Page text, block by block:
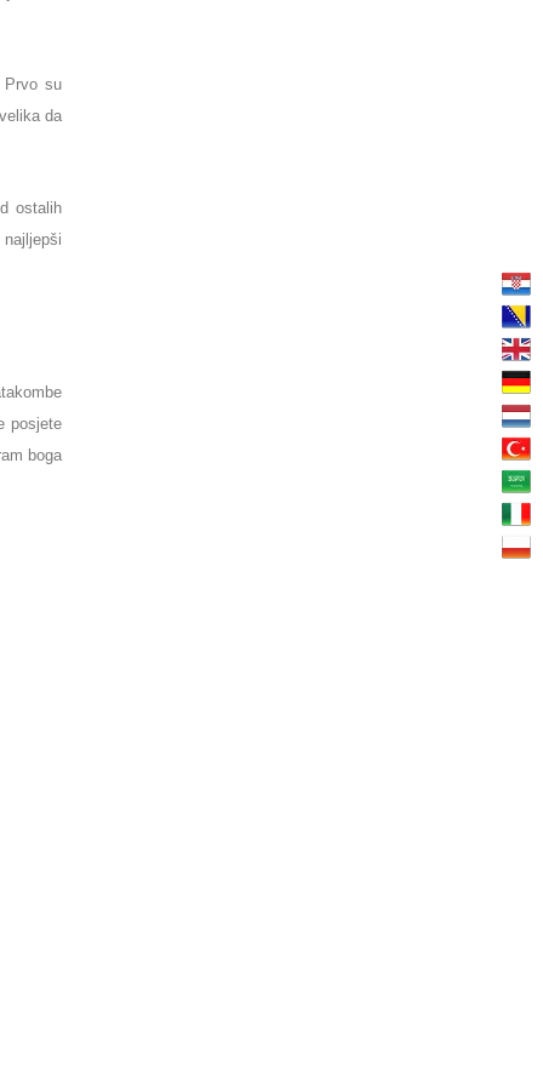
Prvo su
da
ostalih
posjete
boga